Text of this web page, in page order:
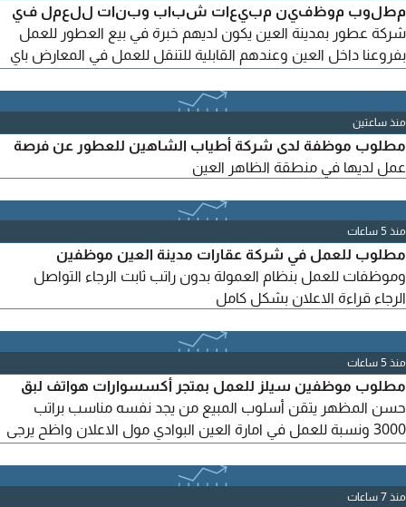
مطلوب موظفين مبيعات شباب وبنات للعمل في
شركة عطور بمدينة العين يكون لديهم خبرة في بيع العطور للعمل
بفروعنا داخل العين وعندهم القابلية للتنقل للعمل في المعارض باي
العطور يرسل أل CV علي الواتساب مع رسالة تعريفية عن نفسه
وخبراته ومهارته
منذ ساعتين
مطلوب موظفة لدى شركة أطياب الشاهين للعطور عن فرصة
عمل لديها في منطقة الظاهر العين
منذ 5 ساعات
مطلوب للعمل في شركة عقارات مدينة العين موظفين
وموظفات للعمل بنظام العمولة بدون راتب ثابت الرجاء التواصل
الرجاء قراءة الاعلان بشكل كامل
منذ 5 ساعات
مطلوب موظفين سيلز للعمل بمتجر أكسسوارات هواتف لبق
حسن المظهر يتقن أسلوب المبيع من يجد نفسه مناسب براتب
3000 ونسبة للعمل في امارة العين البوادي مول الاعلان واظح يرجى
منذ 7 ساعات